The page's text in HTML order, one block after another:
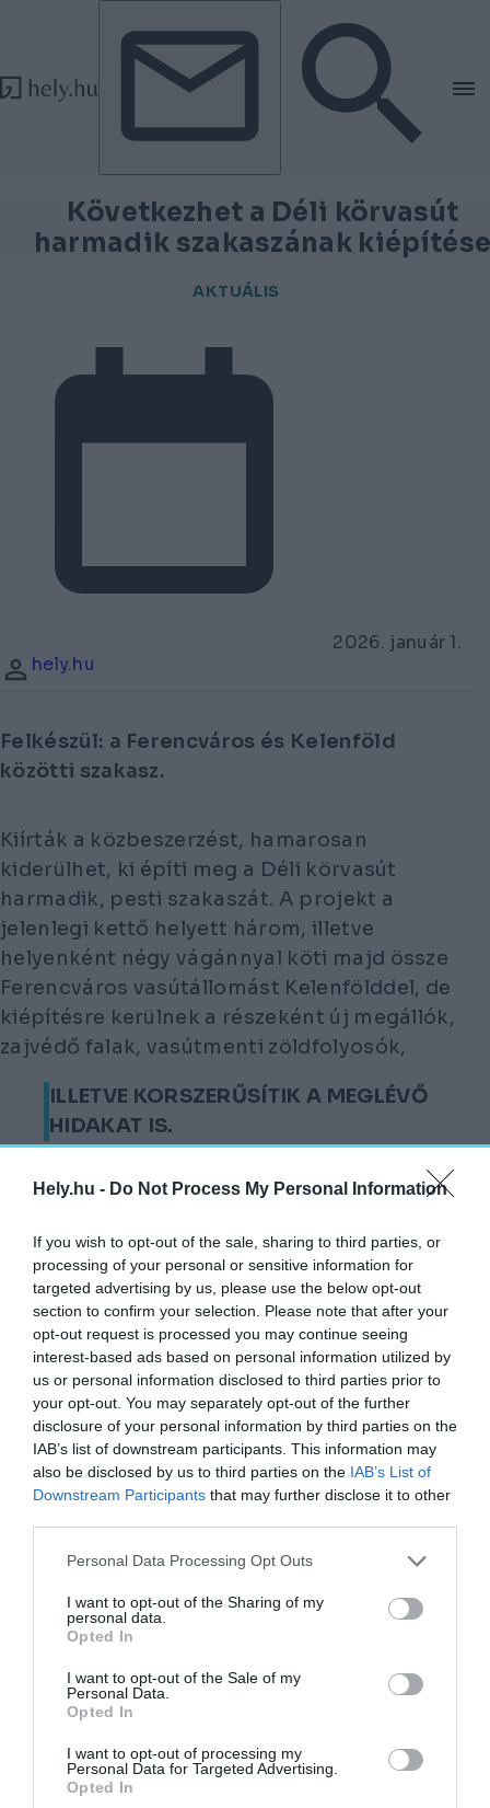
Hely.hu - Do Not Process My Personal Information
If you wish to opt-out of the sale, sharing to third parties, or
processing of your personal or sensitive information for
targeted advertising by us, please use the below opt-out
section to confirm your selection. Please note that after your
opt-out request is processed you may continue seeing
interest-based ads based on personal information utilized by
us or personal information disclosed to third parties prior to
your opt-out. You may separately opt-out of the further
disclosure of your personal information by third parties on the
IAB’s list of downstream participants. This information may
also be disclosed by us to third parties on the IAB’s List of
Downstream Participants that may further disclose it to other
Personal Data Processing Opt Outs
I want to opt-out of the Sharing of my
personal data.
Opted In
I want to opt-out of the Sale of my
Personal Data.
Opted In
I want to opt-out of processing my
Personal Data for Targeted Advertising.
Opted In
Tovább a tartalomhoz
Tovább a lábléchez
Következhet a Déli körvasút
harmadik szakaszának
AKTUÁLIS
2026. január 1.
hely.hu
Felkészül: a Ferencváros és Kelenföld
közötti szakasz.
Kiírták a közbeszerzést, hamarosan
kiderülhet, ki építi meg a Déli körvasút
harmadik, pesti szakaszát. A projekt a
jelenlegi kettő helyett három, illetve
helyenként négy vágánnyal köti majd össze
Ferencváros vasútállomást Kelenfölddel, de
kiépítésre kerülnek a részeként új megállók,
zajvédő falak, vasútmenti zöldfolyosók,
ILLETVE KORSZERŰSÍTIK A MEGLÉVŐ
HIDAKAT IS.
A pénzügyi fedezet nem ismert, de az igen,
hogy a tendert megnyerő kivitelezőnek 44
hónap áll majd rendelkezésére a munka
elvégzésére. Hogy ki lesz a győztes, az 2026.
február 16-án derül majd ki.